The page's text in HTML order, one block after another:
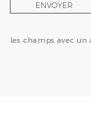
ENVOYER
les champs avec un